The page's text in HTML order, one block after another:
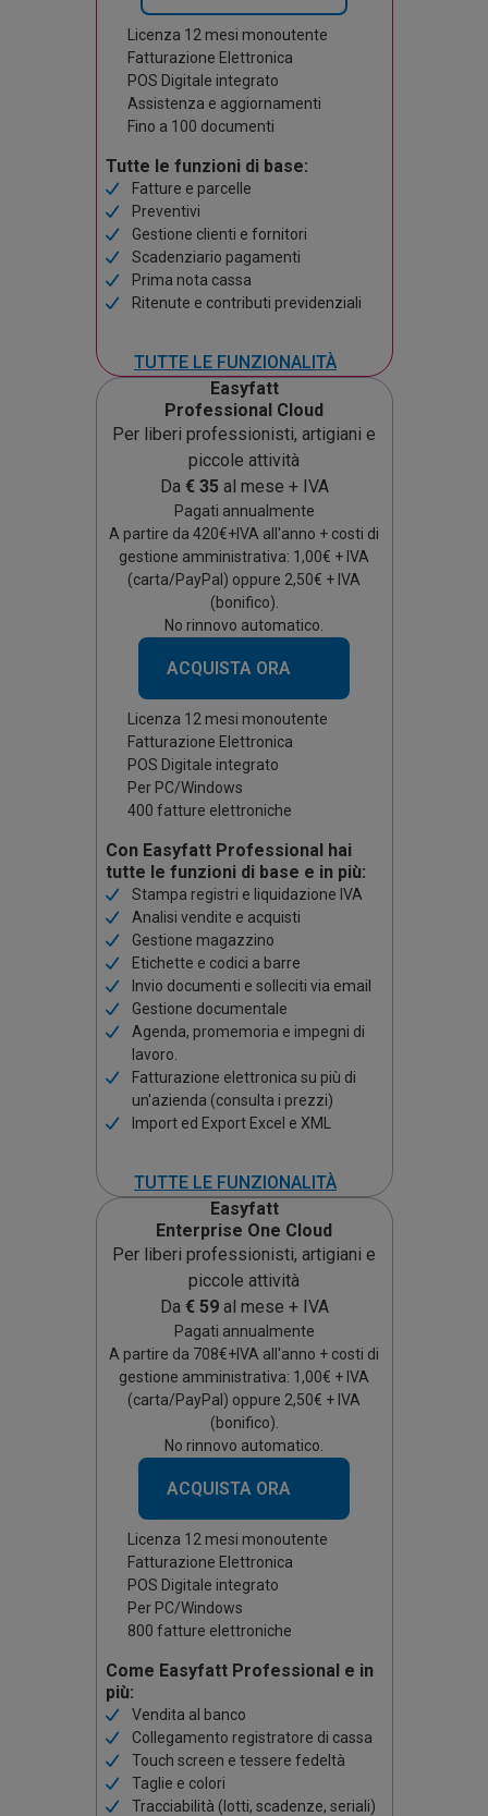
Licenza 12 mesi monoutente
Fatturazione Elettronica
POS Digitale integrato
Assistenza e aggiornamenti
Fino a 100 documenti
Tutte le funzioni di base:
Fatture e parcelle
Preventivi
Gestione clienti e fornitori
Scadenziario pagamenti
Prima nota cassa
Ritenute e contributi previdenziali
TUTTE LE FUNZIONALITÀ
Easyfatt
Professional Cloud
Per liberi professionisti, artigiani e
piccole attività
Da € 35 al mese + IVA
Pagati annualmente
A partire da 420€+IVA all'anno + costi di
gestione amministrativa: 1,00€ + IVA
(carta/PayPal) oppure 2,50€ + IVA
(bonifico).
No rinnovo automatico.
ACQUISTA ORA
Licenza 12 mesi monoutente
Fatturazione Elettronica
POS Digitale integrato
Per PC/Windows
400 fatture elettroniche
Con Easyfatt Professional hai
tutte le funzioni di base e in più:
Stampa registri e liquidazione IVA
Analisi vendite e acquisti
Gestione magazzino
Etichette e codici a barre
Invio documenti e solleciti via email
Gestione documentale
Agenda, promemoria e impegni di
lavoro.
Fatturazione elettronica su più di
un'azienda (consulta i prezzi)
Import ed Export Excel e XML
TUTTE LE FUNZIONALITÀ
Easyfatt
Enterprise One Cloud
Per liberi professionisti, artigiani e
piccole attività
Da € 59al mese + IVA
Pagati annualmente
A partire da 708€+IVA all'anno + costi di
gestione amministrativa: 1,00€ + IVA
(carta/PayPal) oppure 2,50€ + IVA
(bonifico).
No rinnovo automatico.
ACQUISTA ORA
Licenza 12 mesi monoutente
Fatturazione Elettronica
POS Digitale integrato
Per PC/Windows
800 fatture elettroniche
Come Easyfatt Professional e in
più:
Vendita al banco
Collegamento registratore di cassa
Touch screen e tessere fedeltà
Taglie e colori
Tracciabilità (lotti, scadenze, seriali)